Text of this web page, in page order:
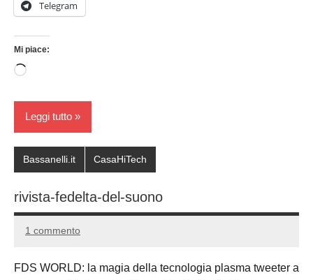
Telegram
Mi piace:
Caricamento
corso…
Leggi tutto
Bassanelli.it CasaHiTech
rivista-fedelta-del-suono
2
2014
Andrea
1 commento
FDS WORLD: la magia della tecnologia plasma tweeter a